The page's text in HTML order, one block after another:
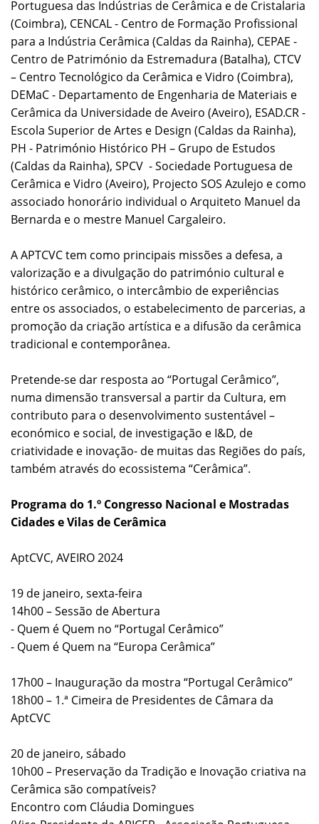
Portuguesa das Indústrias de Cerâmica e de Cristalaria
(Coimbra), CENCAL - Centro de Formação Profissional
para a Indústria Cerâmica (Caldas da Rainha), CEPAE -
Centro de Património da Estremadura (Batalha), CTCV
– Centro Tecnológico da Cerâmica e Vidro (Coimbra),
DEMaC - Departamento de Engenharia de Materiais e
Cerâmica da Universidade de Aveiro (Aveiro), ESAD.CR -
Escola Superior de Artes e Design (Caldas da Rainha),
PH - Património Histórico PH – Grupo de Estudos
(Caldas da Rainha), SPCV - Sociedade Portuguesa de
Cerâmica e Vidro (Aveiro), Projecto SOS Azulejo e como
associado honorário individual o Arquiteto Manuel da
Bernarda e o mestre Manuel Cargaleiro.
A APTCVC tem como principais missões a defesa, a
valorização e a divulgação do património cultural e
histórico cerâmico, o intercâmbio de experiências
entre os associados, o estabelecimento de parcerias, a
promoção da criação artística e a difusão da cerâmica
tradicional e contemporânea.
Pretende-se dar resposta ao “Portugal Cerâmico”,
numa dimensão transversal a partir da Cultura, em
contributo para o desenvolvimento sustentável –
económico e social, de investigação e I&D, de
criatividade e inovação- de muitas das Regiões do país,
também através do ecossistema “Cerâmica”.
Programa do 1.º Congresso Nacional e Mostradas
Cidades e Vilas de Cerâmica
AptCVC, AVEIRO 2024
19 de janeiro, sexta-feira
14h00 – Sessão de Abertura
- Quem é Quem no “Portugal Cerâmico”
- Quem é Quem na “Europa Cerâmica”
17h00 – Inauguração da mostra “Portugal Cerâmico”
18h00 – 1.ª Cimeira de Presidentes de Câmara da
AptCVC
20 de janeiro, sábado
10h00 – Preservação da Tradição e Inovação criativa na
Cerâmica são compatíveis?
Encontro com Cláudia Domingues